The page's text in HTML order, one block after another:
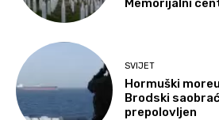
Memorijalni
SVIJET
Hormuški
Brodski
prepolovljen